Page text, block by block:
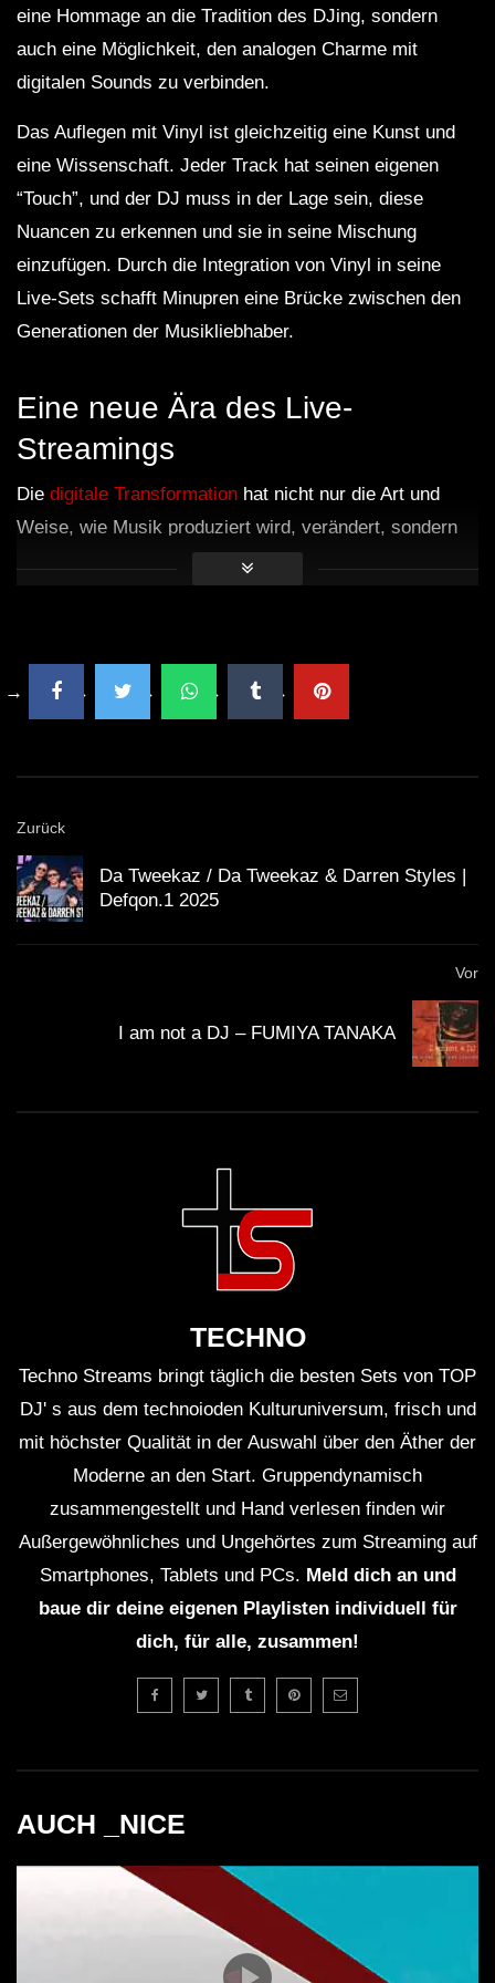
eine Hommage an die Tradition des DJing, sondern
auch eine Möglichkeit, den analogen Charme mit
digitalen Sounds zu verbinden.
Das Auflegen mit Vinyl ist gleichzeitig eine Kunst und
eine Wissenschaft. Jeder Track hat seinen eigenen
“Touch”, und der DJ muss in der Lage sein, diese
Nuancen zu erkennen und sie in seine Mischung
einzufügen. Durch die Integration von Vinyl in seine
Live-Sets schafft Minupren eine Brücke zwischen den
Generationen der Musikliebhaber.
Eine neue Ära des Live-
Streamings
Die digitale Transformation hat nicht nur die Art und
Weise, wie Musik produziert wird, verändert, sondern
auch, wie sie konsumiert wird. Live-Streams haben eine
sondern auch direkt in den Chat interagieren, Fragen
stellen und Feedback geben.
Publikum zu kommunizieren. Er beantwortet Fragen,
Dieses Maß an Interaktivität hebt das Erlebnis auf eine
neue Ebene.
Ein weiterer entscheidender Aspekt ist die
Gemeinschaft. Die Live-Performance von Minupren
zusammen, um einen gemeinsamen Moment zu
Was macht das DJ-Set von Minupren
besonders?
Es kombiniert digitale und analoge
einzigartiges Hörerlebnis.
Wie kann ich an Minuprens Live-Stream
teilnehmen?
Die Streams sind in der Regel auf verschiedenen
Informationen werden über soziale Medien
veröffentlicht.
Welche Musikstile kann ich bei seinen Sets
Minupren bringt eine Mischung aus House,
Zurück
Da Tweekaz / Da Tweekaz & Darren Styles |
Defqon.1 2025
Vor
I am not a DJ – FUMIYA TANAKA
TECHNO
Techno Streams bringt täglich die besten Sets von TOP
DJ' s aus dem technoioden Kulturuniversum, frisch und
mit höchster Qualität in der Auswahl über den Äther der
Moderne an den Start. Gruppendynamisch
zusammengestellt und Hand verlesen finden wir
Außergewöhnliches und Ungehörtes zum Streaming auf
Smartphones, Tablets und PCs. Meld dich an und
baue dir deine eigenen Playlisten individuell für
dich, für alle, zusammen!
AUCH _NICE